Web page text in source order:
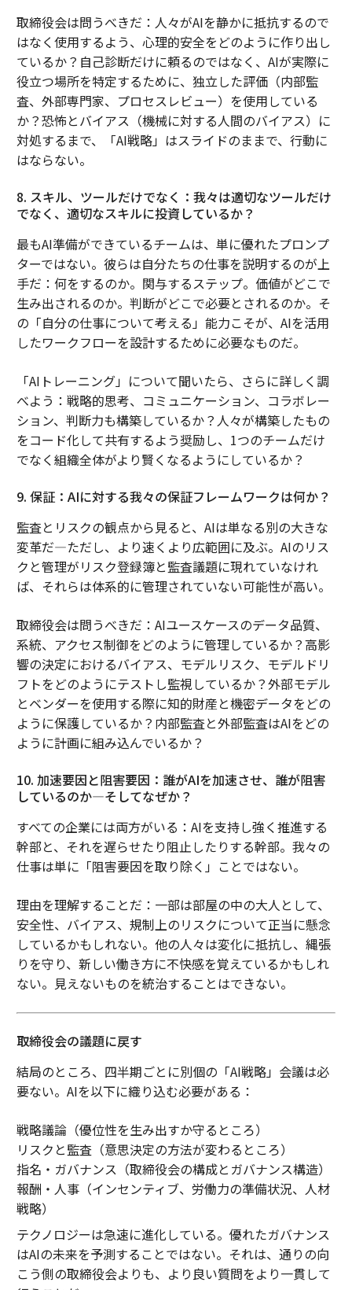
取締役会は問うべきだ：人々がAIを静かに抵抗するので
はなく使用するよう、心理的安全をどのように作り出し
ているか？自己診断だけに頼るのではなく、AIが実際に
役立つ場所を特定するために、独立した評価（内部監
査、外部専門家、プロセスレビュー）を使用している
か？恐怖とバイアス（機械に対する人間のバイアス）に
対処するまで、「AI戦略」はスライドのままで、行動に
はならない。
8. スキル、ツールだけでなく：我々は適切なツールだけ
でなく、適切なスキルに投資しているか？
最もAI準備ができているチームは、単に優れたプロンプ
ターではない。彼らは自分たちの仕事を説明するのが上
手だ：何をするのか。関与するステップ。価値がどこで
生み出されるのか。判断がどこで必要とされるのか。そ
の「自分の仕事について考える」能力こそが、AIを活用
したワークフローを設計するために必要なものだ。
「AIトレーニング」について聞いたら、さらに詳しく調
べよう：戦略的思考、コミュニケーション、コラボレー
ション、判断力も構築しているか？人々が構築したもの
をコード化して共有するよう奨励し、1つのチームだけ
でなく組織全体がより賢くなるようにしているか？
9. 保証：AIに対する我々の保証フレームワークは何か？
監査とリスクの観点から見ると、AIは単なる別の大きな
変革だ―ただし、より速くより広範囲に及ぶ。AIのリス
クと管理がリスク登録簿と監査議題に現れていなけれ
ば、それらは体系的に管理されていない可能性が高い。
取締役会は問うべきだ：AIユースケースのデータ品質、
系統、アクセス制御をどのように管理しているか？高影
響の決定におけるバイアス、モデルリスク、モデルドリ
フトをどのようにテストし監視しているか？外部モデル
とベンダーを使用する際に知的財産と機密データをどの
ように保護しているか？内部監査と外部監査はAIをどの
ように計画に組み込んでいるか？
10. 加速要因と阻害要因：誰がAIを加速させ、誰が阻害
しているのか―そしてなぜか？
すべての企業には両方がいる：AIを支持し強く推進する
幹部と、それを遅らせたり阻止したりする幹部。我々の
仕事は単に「阻害要因を取り除く」ことではない。
理由を理解することだ：一部は部屋の中の大人として、
安全性、バイアス、規制上のリスクについて正当に懸念
しているかもしれない。他の人々は変化に抵抗し、縄張
りを守り、新しい働き方に不快感を覚えているかもしれ
ない。見えないものを統治することはできない。
取締役会の議題に戻す
結局のところ、四半期ごとに別個の「AI戦略」会議は必
要ない。AIを以下に織り込む必要がある：
戦略議論（優位性を生み出すか守るところ）
リスクと監査（意思決定の方法が変わるところ）
指名・ガバナンス（取締役会の構成とガバナンス構造）
報酬・人事（インセンティブ、労働力の準備状況、人材
戦略）
テクノロジーは急速に進化している。優れたガバナンス
はAIの未来を予測することではない。それは、通りの向
こう側の取締役会よりも、より良い質問をより一貫して